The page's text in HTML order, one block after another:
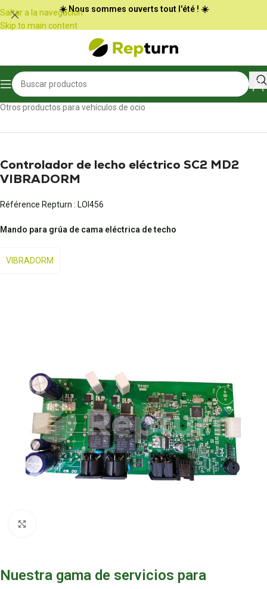
Panel de gestión de cookies
Saltar a la navegación
Skip to main content
☀️ Nous sommes ouverts tout l'été ! ☀️
Inicio/Autocaravanas y furgonetas
Otros productos para vehículos de ocio
Controlador de lecho eléctrico SC2 MD2
VIBRADORM
Référence Repturn : LOI456
Mando para grúa de cama eléctrica de techo
VIBRADORM
Nuestra gama de servicios para